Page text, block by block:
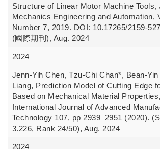
Structure of Linear Motor Machine Tools,
Mechanics Engineering and Automation,
Number 7, 2019. DOI: 10.17265/2159-
(國際期刊), Aug. 2024
2024
Jenn-Yih Chen, Tzu-Chi Chan*, Bean-
Liang, Prediction Model of Cutting Edge
Based on Mechanical Material
International Journal of Advanced
Technology 107, pp 2939–2951 (2020).
3.226, Rank 24/50), Aug. 2024
2024